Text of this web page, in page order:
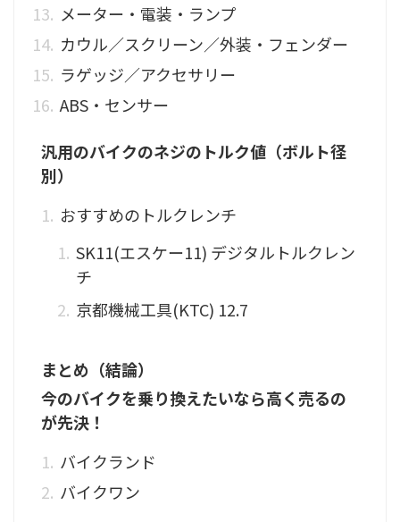
メーター・電装・ランプ
カウル／スクリーン／外装・フェンダー
ラゲッジ／アクセサリー
ABS・センサー
汎用のバイクのネジのトルク値（ボルト径
別）
おすすめのトルクレンチ
SK11(エスケー11) デジタルトルクレン
チ
京都機械工具(KTC) 12.7
まとめ（結論）
今のバイクを乗り換えたいなら高く売るの
が先決！
バイクランド
バイクワン